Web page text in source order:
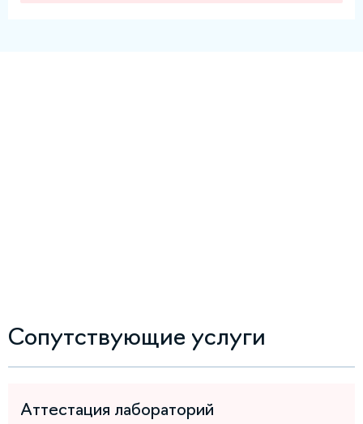
Сопутствующие услуги
Аттестация лабораторий